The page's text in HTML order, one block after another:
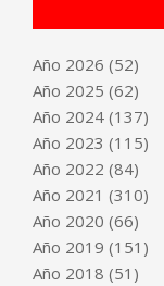
Año 2026 (52)
Año 2025 (62)
Año 2024 (137)
Año 2023 (115)
Año 2022 (84)
Año 2021 (310)
Año 2020 (66)
Año 2019 (151)
Año 2018 (51)